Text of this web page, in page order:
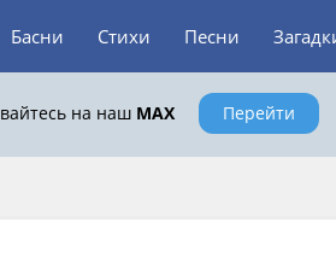
Басни Стихи Песни
на наш MAX Перейти